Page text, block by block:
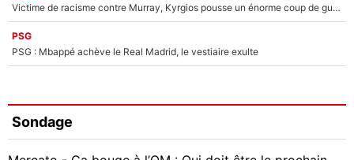
Victime de racisme contre Murray, Kyrgios pousse un énorme coup de gueule !
PSG
PSG : Mbappé achève le Real Madrid, le vestiaire exulte
Sondage